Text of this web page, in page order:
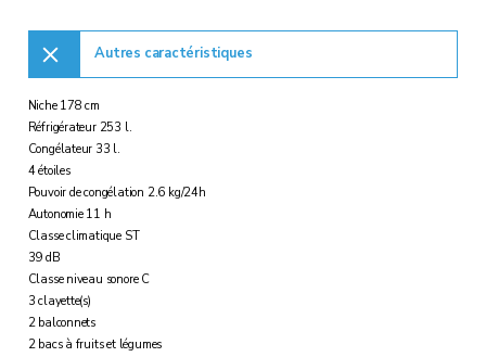
Autres caractéristiques
Niche 178 cm
Réfrigérateur 253 l.
Congélateur 33 l.
4 étoiles
Pouvoir de congélation 2.6 kg/24h
Autonomie 11 h
Classe climatique ST
39 dB
Classe niveau sonore C
3 clayette(s)
2 balconnets
2 bacs à fruits et légumes